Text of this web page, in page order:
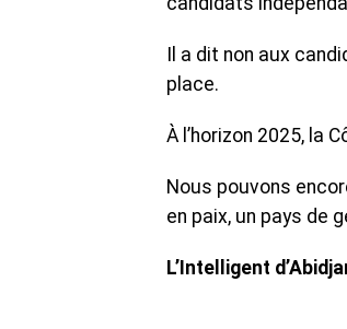
Il a dit non aux
place.
À l’horizon 2025, la
Nous pouvons
en paix, un pays de
L’Intelligent